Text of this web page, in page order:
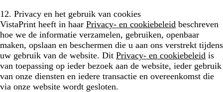
12. Privacy en het gebruik van cookies
VistaPrint heeft in haar Privacy- en cookiebeleid beschreven
hoe we de informatie verzamelen, gebruiken, openbaar
maken, opslaan en beschermen die u aan ons verstrekt tijdens
uw gebruik van de website. Dit Privacy- en cookiebeleid is
van toepassing op ieder bezoek aan de website, ieder gebruik
van onze diensten en iedere transactie en overeenkomst die
via onze website wordt gesloten.